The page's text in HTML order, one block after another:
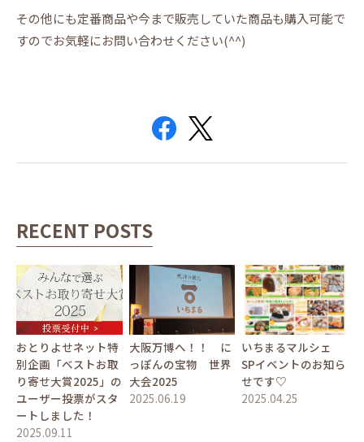
その他にも定番商品や今まで販売していた商品も購入可能で
すのでお気軽にお問い合わせください(^^)
RECENT POSTS
おとりよせネット特
別企画「ベストお取
り寄せ大賞2025」の
ユーザー投票がスタ
ートしました！
2025.09.11
大阪万博へ！！ に
っぽんの宝物 世界
大会2025
2025.06.19
いちまるマルシェ
SPイベントのお知ら
せです♡
2025.04.25